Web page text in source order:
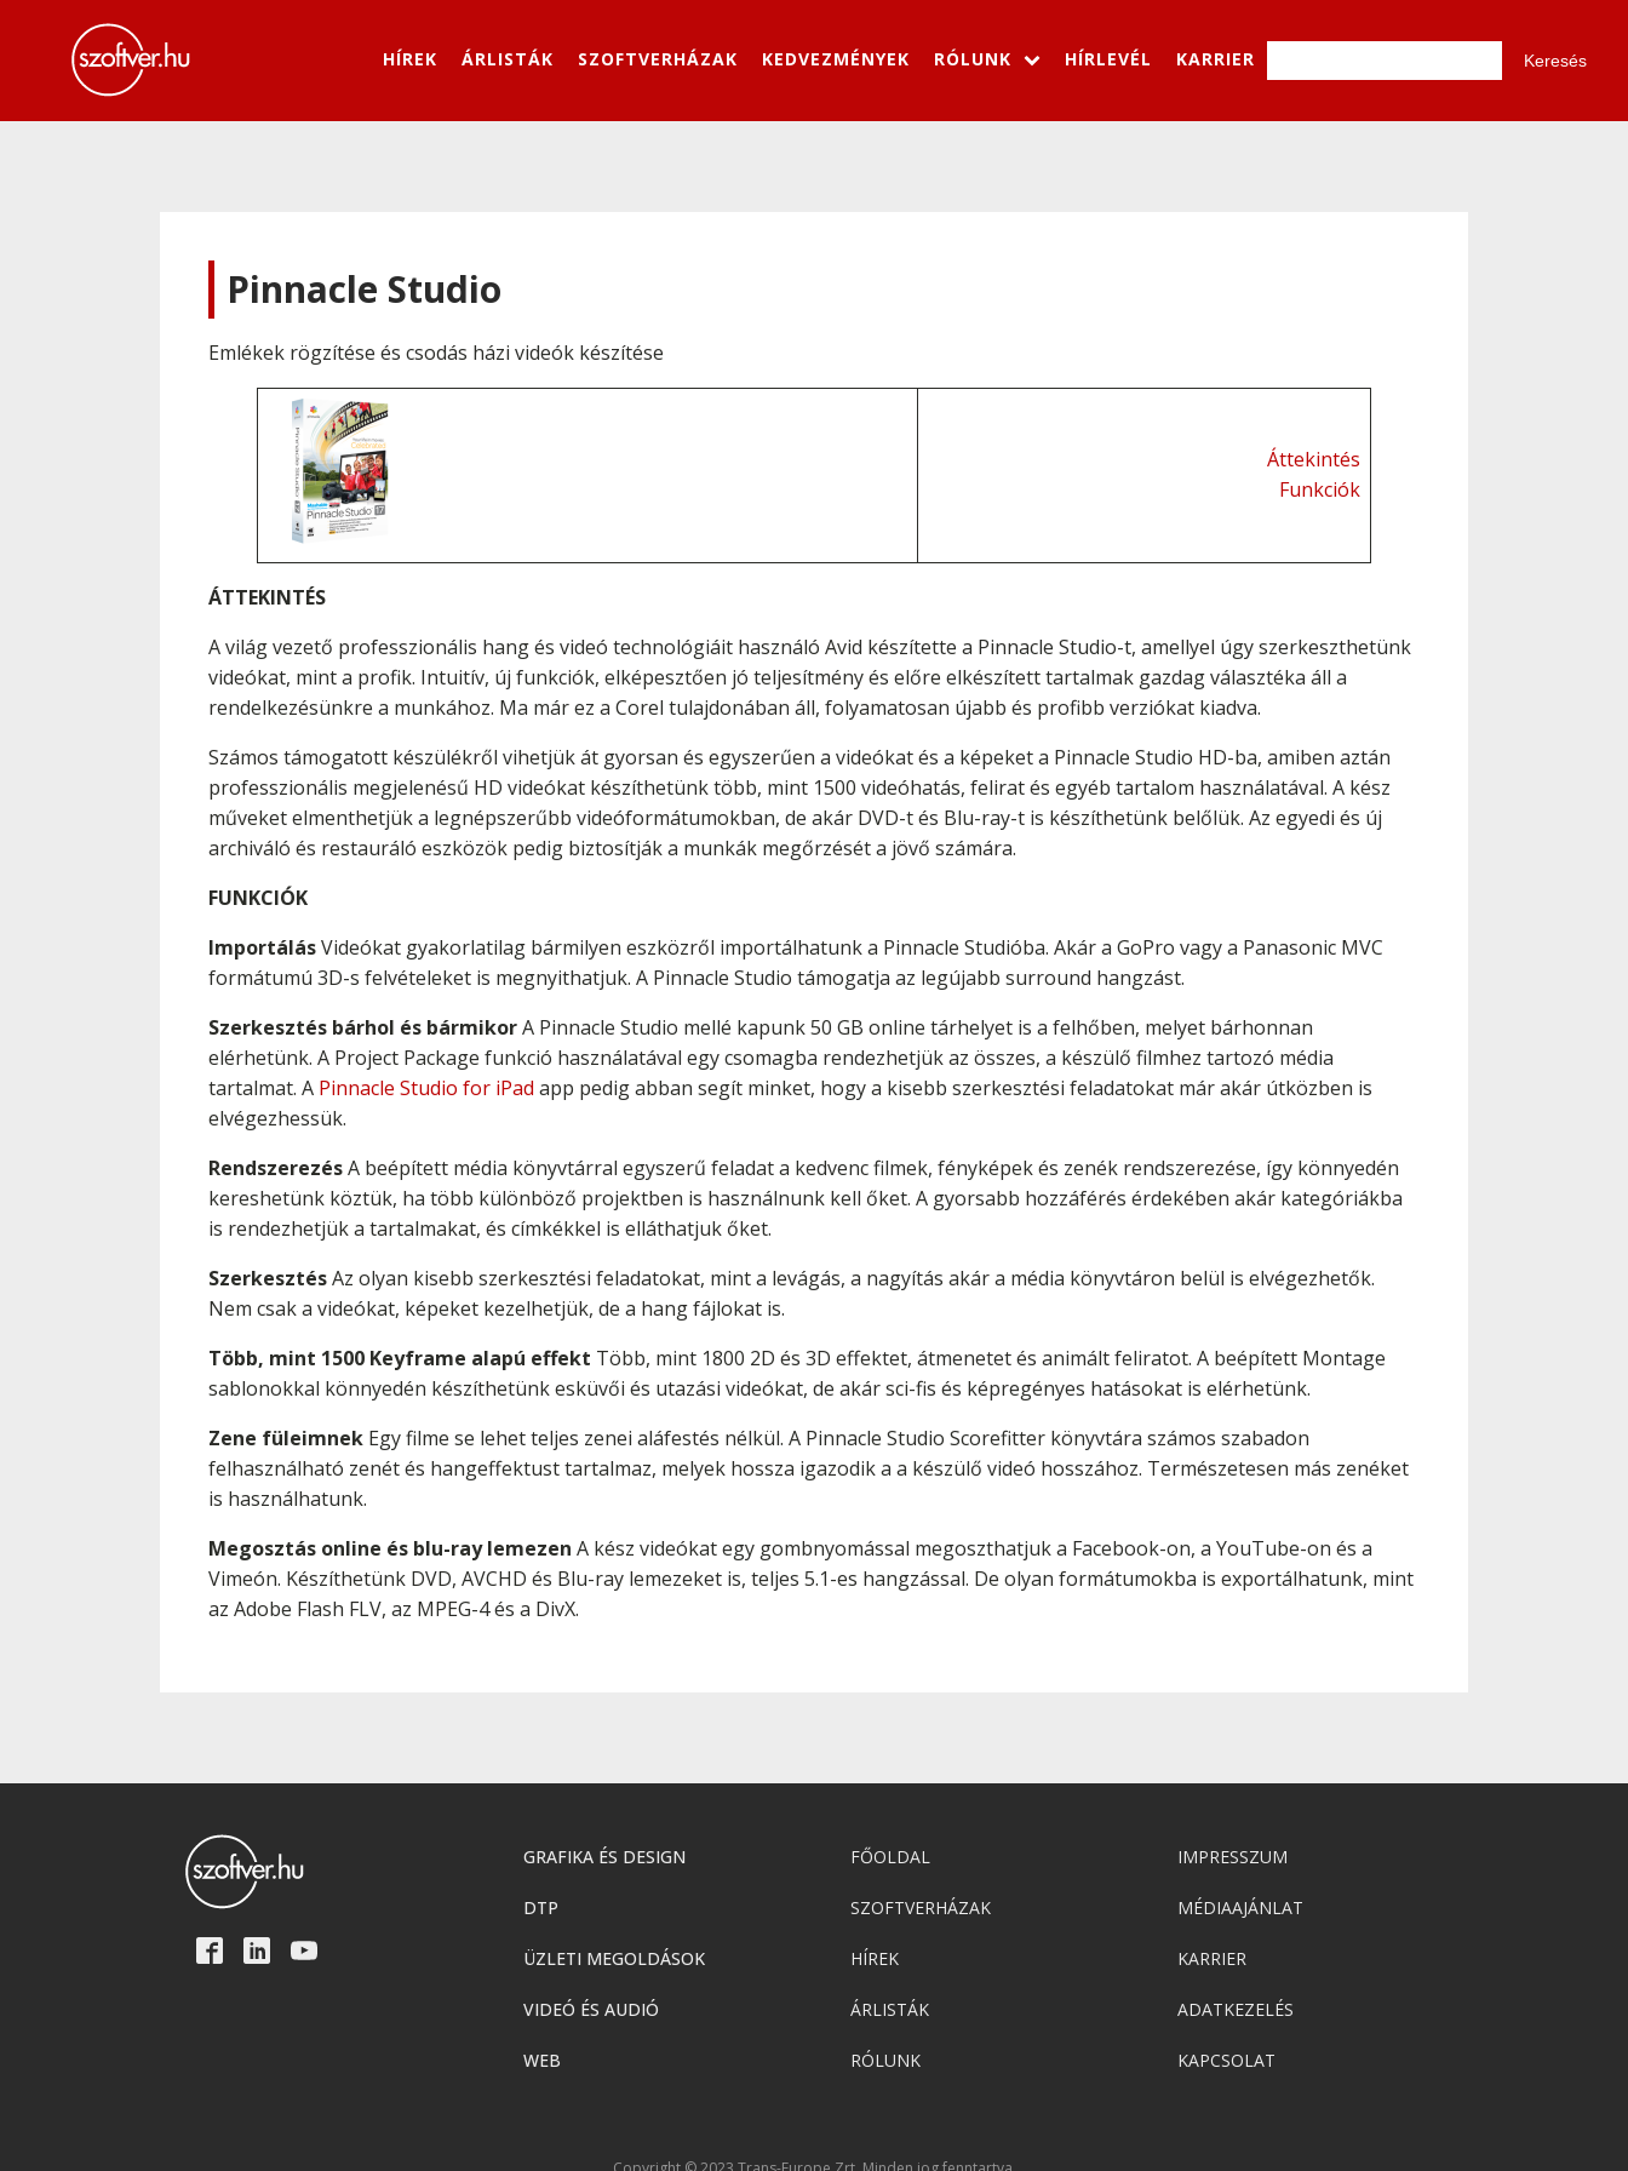
HÍREK ÁRLISTÁK SZOFTVERHÁZAK KEDVEZMÉNYEK RÓLUNK HÍRLEVÉL KARRIER
Pinnacle Studio
Emlékek rögzítése és csodás házi videók készítése
Áttekintés
Funkciók
ÁTTEKINTÉS
A világ vezető professzionális hang és videó technológiáit használó Avid készítette a Pinnacle Studio-t, amellyel úgy szerkeszthetünk
videókat, mint a profik. Intuitív, új funkciók, elképesztően jó teljesítmény és előre elkészített tartalmak gazdag választéka áll a
rendelkezésünkre a munkához. Ma már ez a Corel tulajdonában áll, folyamatosan újabb és profibb verziókat kiadva.
Számos támogatott készülékről vihetjük át gyorsan és egyszerűen a videókat és a képeket a Pinnacle Studio HD-ba, amiben aztán
professzionális megjelenésű HD videókat készíthetünk több, mint 1500 videóhatás, felirat és egyéb tartalom használatával. A kész
műveket elmenthetjük a legnépszerűbb videóformátumokban, de akár DVD-t és Blu-ray-t is készíthetünk belőlük. Az egyedi és új
archiváló és restauráló eszközök pedig biztosítják a munkák megőrzését a jövő számára.
FUNKCIÓK
ImportálásVideókat gyakorlatilag bármilyen eszközről importálhatunk a Pinnacle Studióba. Akár a GoPro vagy a Panasonic MVC
formátumú 3D-s felvételeket is megnyithatjuk. A Pinnacle Studio támogatja az legújabb surround hangzást.
Szerkesztés bárhol és bármikorA Pinnacle Studio mellé kapunk 50 GB online tárhelyet is a felhőben, melyet bárhonnan
elérhetünk. A Project Package funkció használatával egy csomagba rendezhetjük az összes, a készülő filmhez tartozó média
tartalmat. A Pinnacle Studio for iPad app pedig abban segít minket, hogy a kisebb szerkesztési feladatokat már akár útközben is
elvégezhessük.
RendszerezésA beépített média könyvtárral egyszerű feladat a kedvenc filmek, fényképek és zenék rendszerezése, így könnyedén
kereshetünk köztük, ha több különböző projektben is használnunk kell őket. A gyorsabb hozzáférés érdekében akár kategóriákba
is rendezhetjük a tartalmakat, és címkékkel is elláthatjuk őket.
SzerkesztésAz olyan kisebb szerkesztési feladatokat, mint a levágás, a nagyítás akár a média könyvtáron belül is elvégezhetők.
Nem csak a videókat, képeket kezelhetjük, de a hang fájlokat is.
Több, mint 1500 Keyframe alapú effekt Több, mint 1800 2D és 3D effektet, átmenetet és animált feliratot. A beépített Montage
sablonokkal könnyedén készíthetünk esküvői és utazási videókat, de akár sci-fis és képregényes hatásokat is elérhetünk.
Zene füleimnek Egy filme se lehet teljes zenei aláfestés nélkül. A Pinnacle Studio Scorefitter könyvtára számos szabadon
felhasználható zenét és hangeffektust tartalmaz, melyek hossza igazodik a a készülő videó hosszához. Természetesen más zenéket
is használhatunk.
Megosztás online és blu-ray lemezen A kész videókat egy gombnyomással megoszthatjuk a Facebook-on, a YouTube-on és a
Vimeón. Készíthetünk DVD, AVCHD és Blu-ray lemezeket is, teljes 5.1-es hangzással. De olyan formátumokba is exportálhatunk, mint
az Adobe Flash FLV, az MPEG-4 és a DivX.
GRAFIKA ÉS DESIGN
DTP
ÜZLETI MEGOLDÁSOK
VIDEÓ ÉS AUDIÓ
WEB
FŐOLDAL
SZOFTVERHÁZAK
HÍREK
ÁRLISTÁK
RÓLUNK
IMPRESSZUM
MÉDIAAJÁNLAT
KARRIER
ADATKEZELÉS
KAPCSOLAT